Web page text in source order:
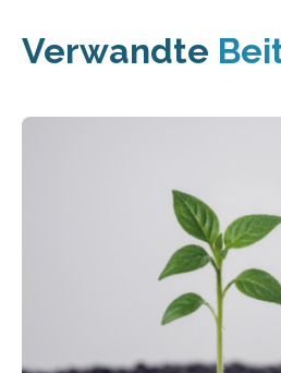
Verwandte